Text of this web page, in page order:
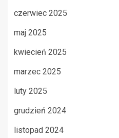
czerwiec 2025
maj 2025
kwiecień 2025
marzec 2025
luty 2025
grudzień 2024
listopad 2024